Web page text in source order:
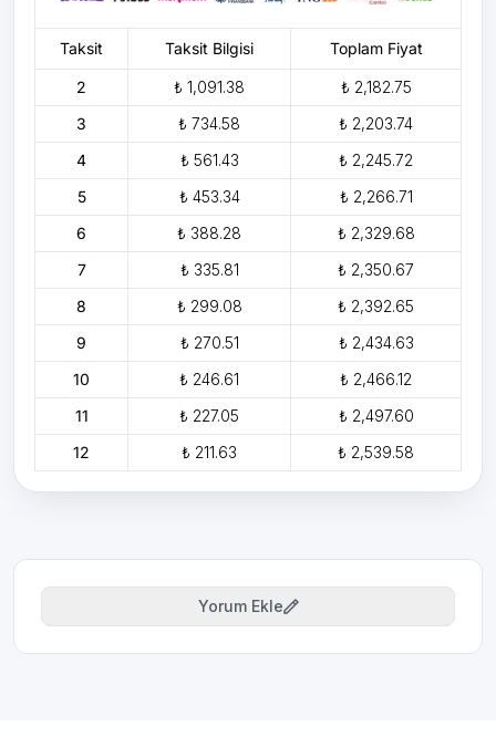
Taksit Taksit Bilgisi Toplam Fiyat
2 ₺ 1,091.38
₺ 2,182.75
3
₺ 734.58
₺ 2,203.74
4
₺ 561.43
₺ 2,245.72
5
₺ 453.34
₺ 2,266.71
6
₺ 388.28
₺ 2,329.68
7
₺ 335.81
₺ 2,350.67
8
₺ 299.08
₺ 2,392.65
9
₺ 270.51
₺ 2,434.63
10
₺ 246.61
₺ 2,466.12
11
₺ 227.05
₺ 2,497.60
12
₺ 211.63 ₺ 2,539.58
Yorum Ekle